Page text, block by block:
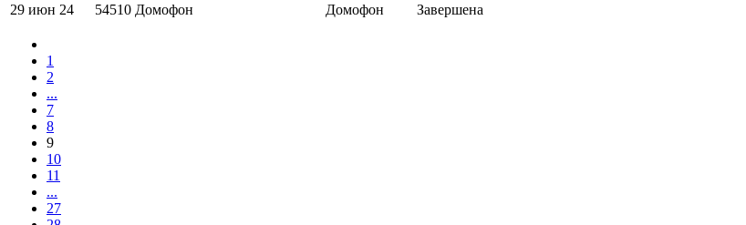
29 июн 24
54510 Домофон Домофон Завершена
1
2
...
7
8
9
10
11
...
27